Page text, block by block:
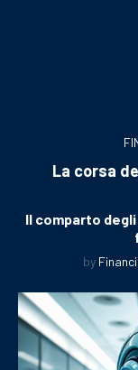
La corsa
Il comparto
by